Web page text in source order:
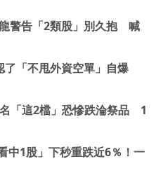
警告「2類股」別久抱 喊
「不甩外資空單」自爆
「這2檔」恐慘跌淪祭品 1
中1股」下秒重跌近6％！一